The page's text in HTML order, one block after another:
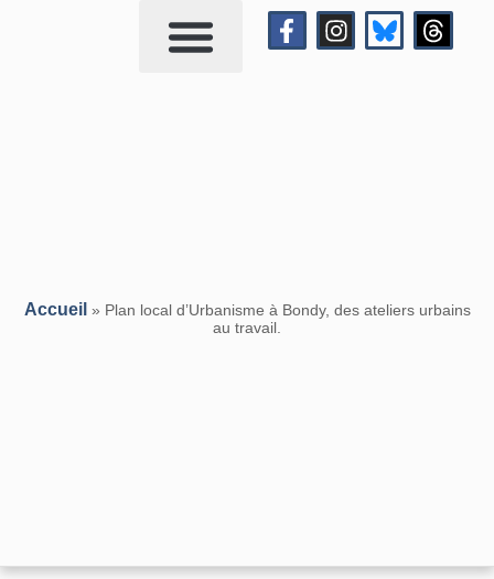
Accueil » Plan local d’Urbanisme à Bondy, des ateliers urbains
au travail.